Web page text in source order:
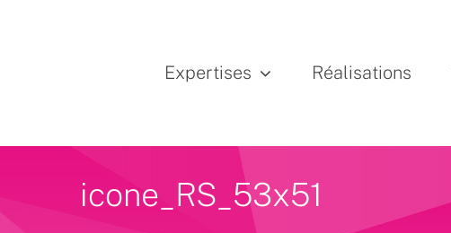
Expertises Réalisations
icone_RS_53x51